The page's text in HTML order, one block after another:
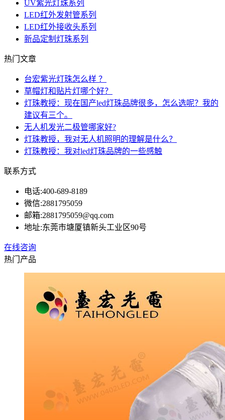
UV紫光灯珠系列
LED红外发射管系列
LED红外接收头系列
新品定制灯珠系列
热门文章
台宏紫光灯珠怎么样 ？
草帽灯和贴片灯哪个好？
灯珠教授：现在国产led灯珠品牌很多，怎么选呢？我的
建议有三个。
无人机发光二极管哪家好?
灯珠教授，我对无人机照明的理解是什么？
灯珠教授：我对led灯珠品牌的一些感触
联系方式
电话:400-689-8189
微信:2881795059
邮箱:2881795059@qq.com
地址:东莞市塘厦镇新头工业区90号
在线咨询
热门产品